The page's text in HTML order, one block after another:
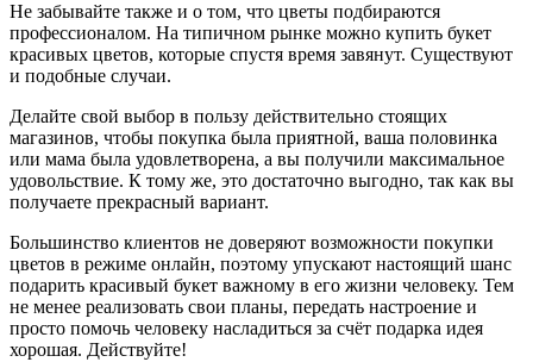
Не забывайте также и о том, что цветы подбираются
профессионалом. На типичном рынке можно купить букет
красивых цветов, которые спустя время завянут. Существуют
и подобные случаи.
Делайте свой выбор в пользу действительно стоящих
магазинов, чтобы покупка была приятной, ваша половинка
или мама была удовлетворена, а вы получили максимальное
удовольствие. К тому же, это достаточно выгодно, так как вы
получаете прекрасный вариант.
Большинство клиентов не доверяют возможности покупки
цветов в режиме онлайн, поэтому упускают настоящий шанс
подарить красивый букет важному в его жизни человеку. Тем
не менее реализовать свои планы, передать настроение и
просто помочь человеку насладиться за счёт подарка идея
хорошая. Действуйте!